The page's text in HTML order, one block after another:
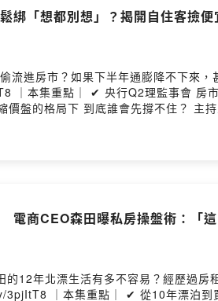
綁「想都別想」？揭開自住客撿
流進房市？如果下半年通膨降不下來
✔ 利
房產雲副總編輯 詹宜軒 來賓：信義房屋不動產企研室專案經
商CEO森田曝私房操盤術：「這
12年北漂生活有多不容易？經歷過
最後選擇大直置產？ ✔